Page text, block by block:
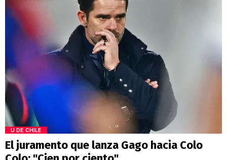
U DE CHILE
El juramento que lanza Gago hacia Colo